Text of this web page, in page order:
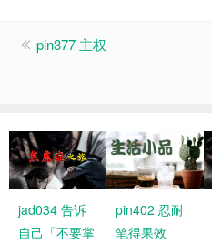
pin377 主权
jad034 告诉
自己「不要掌
pin402 忍耐
笔得果效